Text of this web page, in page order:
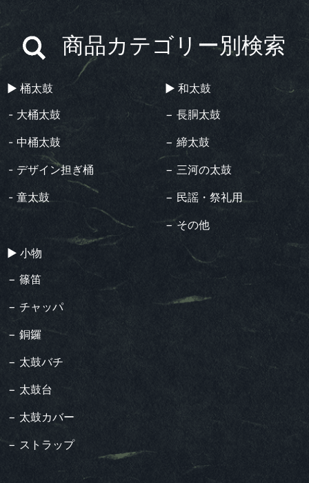
商品カテゴリー別検索
▶︎ 桶太鼓
- 大桶太鼓
- 中桶太鼓
- デザイン担ぎ桶
- 童太鼓
▶︎ 和太鼓
− 長胴太鼓
− 締太鼓
− 三河の太鼓
− 民謡・祭礼用
− その他
▶︎ 小物
− 篠笛
− チャッパ
− 銅鑼
− 太鼓バチ
− 太鼓台
− 太鼓カバー
− ストラップ